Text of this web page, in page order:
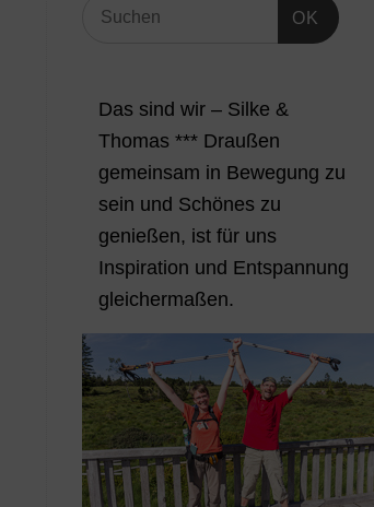
OK
Das sind wir – Silke &
Thomas *** Draußen
gemeinsam in Bewegung zu
sein und Schönes zu
genießen, ist für uns
Inspiration und Entspannung
gleichermaßen.